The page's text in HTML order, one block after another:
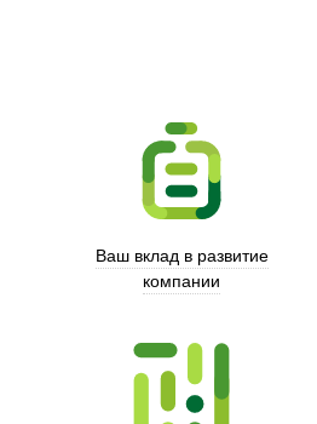
Ваш вклад в развитие
компании